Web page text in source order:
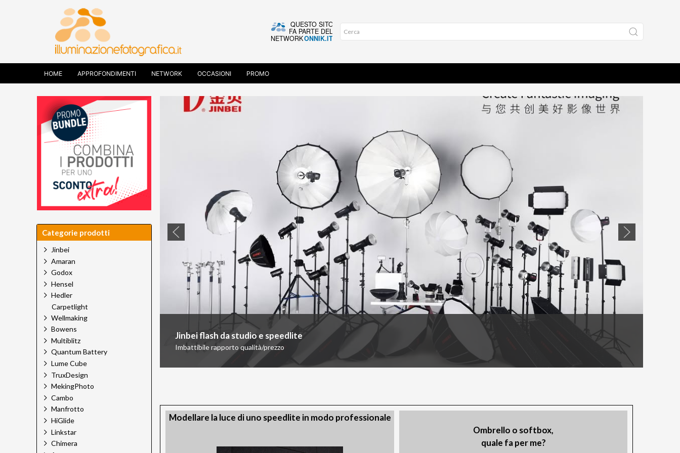
HOME APPROFONDIMENTI NETWORK OCCASIONI PROMO
Jinbei flash da studio e speedlite
Imbattibile rapporto qualità/prezzo
Modellare la luce di uno speedlite in modo professionale
Ombrello o softbox,
quale fa per me?
Categorie prodotti
Jinbei
Amaran
Godox
Hensel
Hedler
Carpetlight
Wellmaking
Bowens
Multiblitz
Quantum Battery
Lume Cube
TruxDesign
MekingPhoto
Cambo
Manfrotto
HiGlide
Linkstar
Chimera